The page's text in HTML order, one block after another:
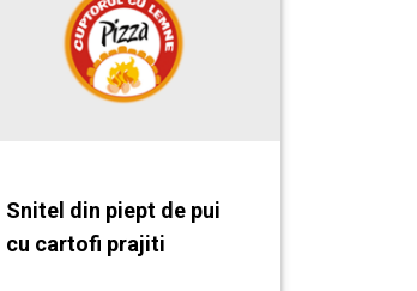
Snitel din piept de pui
cu cartofi prajiti